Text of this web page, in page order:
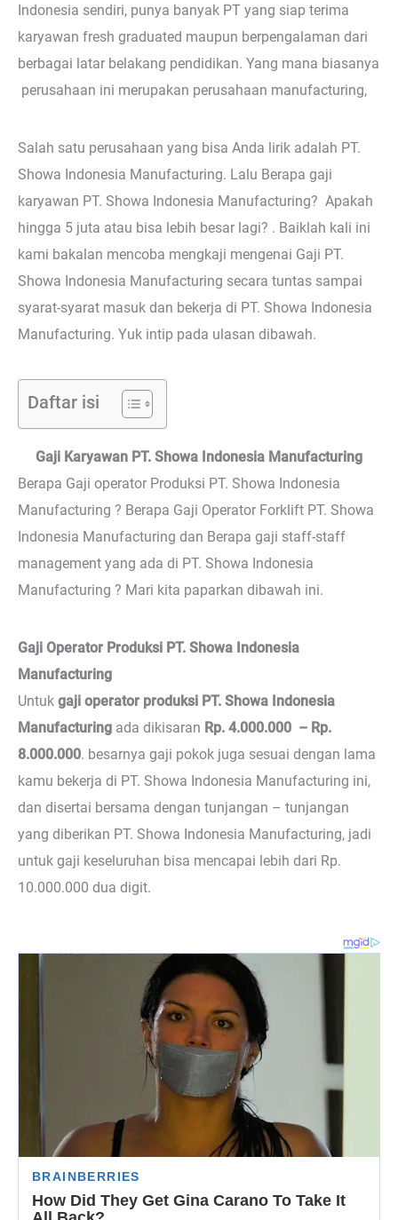
Indonesia sendiri, punya banyak PT yang siap terima
karyawan fresh graduated maupun berpengalaman dari
berbagai latar belakang pendidikan. Yang mana biasanya
perusahaan ini merupakan perusahaan manufacturing,
Salah satu perusahaan yang bisa Anda lirik adalah PT.
Showa Indonesia Manufacturing. Lalu Berapa gaji
karyawan PT. Showa Indonesia Manufacturing? Apakah
hingga 5 juta atau bisa lebih besar lagi? . Baiklah kali ini
kami bakalan mencoba mengkaji mengenai Gaji PT.
Showa Indonesia Manufacturing secara tuntas sampai
syarat-syarat masuk dan bekerja di PT. Showa Indonesia
Manufacturing. Yuk intip pada ulasan dibawah.
Daftar isi
Gaji Karyawan PT. Showa Indonesia Manufacturing
Berapa Gaji operator Produksi PT. Showa Indonesia
Manufacturing ? Berapa Gaji Operator Forklift PT. Showa
Indonesia Manufacturing dan Berapa gaji staff-staff
management yang ada di PT. Showa Indonesia
Manufacturing ? Mari kita paparkan dibawah ini.
Gaji Operator Produksi PT. Showa Indonesia
Manufacturing
Untuk gaji operator produksi PT. Showa Indonesia
Manufacturing ada dikisaran Rp. 4.000.000 – Rp.
8.000.000. besarnya gaji pokok juga sesuai dengan lama
kamu bekerja di PT. Showa Indonesia Manufacturing ini,
dan disertai bersama dengan tunjangan – tunjangan
yang diberikan PT. Showa Indonesia Manufacturing, jadi
untuk gaji keseluruhan bisa mencapai lebih dari Rp.
10.000.000 dua digit.